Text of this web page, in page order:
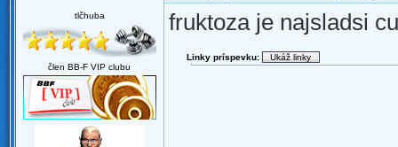
tlčhuba
člen BB-F VIP clubu
fruktoza je najsladsi
Linky príspevku: